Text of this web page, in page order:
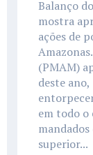
Balanço
mostra
ações de
(PMAM)
deste
em todo o
superior...